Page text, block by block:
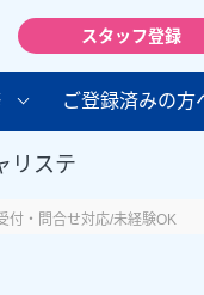
スタッフ登録
ご登録済みの方
リステ
付・問合せ対応/未経験OK